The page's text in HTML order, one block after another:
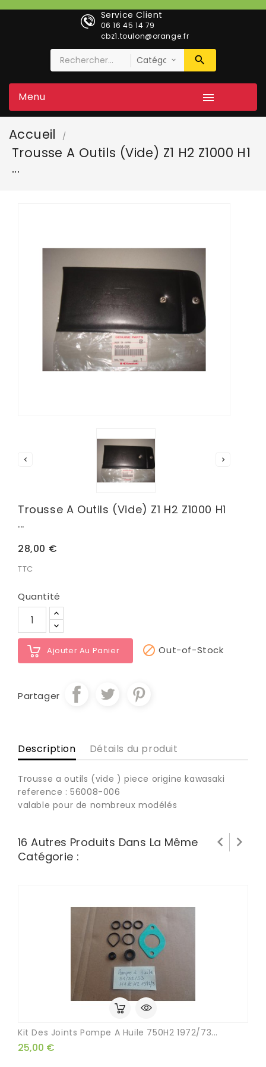
Service Client
06 16 45 14 79
cbz1.toulon@orange.fr

Menu
Accueil
Trousse A Outils (vide) Z1 H2 Z1000 H1
...
 
Trousse A Outils (vide) Z1 H2 Z1000 H1
...
28,00 €
TTC
Quantité
Ajouter Au Panier  Out-of-Stock
Partager
Description Détails du produit
Trousse a outils (vide ) piece origine kawasaki
reference : 56008-006
valable pour de nombreux modélés
16 Autres Produits Dans La Même
Catégorie :
Kit Des Joints Pompe A Huile 750H2 1972/73...
25,00 €
 